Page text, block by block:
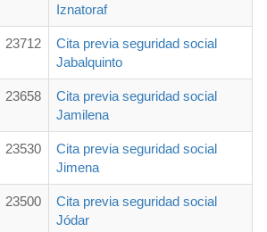
Iznatoraf
23712
Cita previa seguridad social
Jabalquinto
23658
Cita previa seguridad social
Jamilena
23530
Cita previa seguridad social
Jimena
23500
Cita previa seguridad social
Jódar